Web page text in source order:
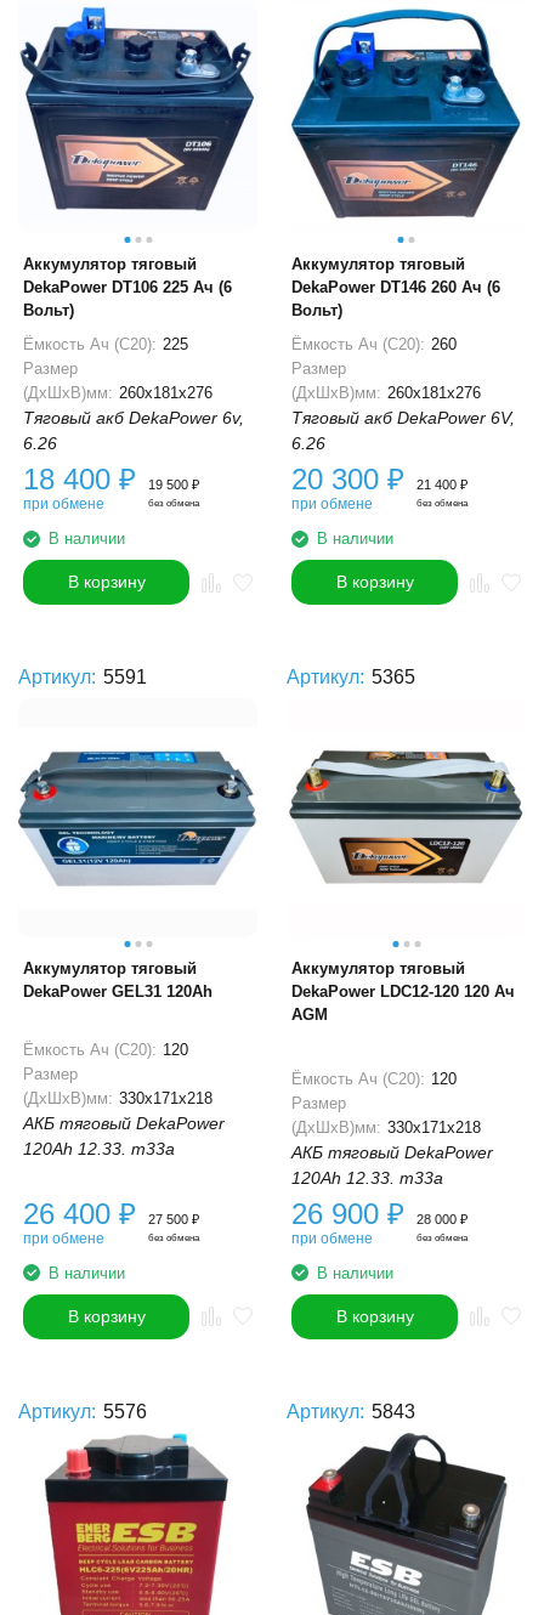
Аккумулятор тяговый
DekaPower DT106 225 Ач (6
Вольт)
Ёмкость Ач (С20): 225
Размер
(ДхШхВ)мм: 260x181x276
Тяговый акб DekaPower 6v,
6.26
18 400 ₽
при обмене
19 500 ₽
без обмена
В наличии
В корзину
Аккумулятор тяговый
DekaPower DT146 260 Ач (6
Вольт)
Ёмкость Ач (С20): 260
Размер
(ДхШхВ)мм: 260x181x276
Тяговый акб DekaPower 6V,
6.26
20 300 ₽
при обмене
21 400 ₽
без обмена
В наличии
В корзину
Артикул: 5591
Аккумулятор тяговый
DekaPower GEL31 120Ah
Ёмкость Ач (С20): 120
Размер
(ДхШхВ)мм: 330x171x218
АКБ тяговый DekaPower
120Ah 12.33. m33a
26 400 ₽
при обмене
27 500 ₽
без обмена
В наличии
В корзину
Артикул: 5365
Аккумулятор тяговый
DekaPower LDC12-120 120 Ач
AGM
Ёмкость Ач (С20): 120
Размер
(ДхШхВ)мм: 330x171x218
АКБ тяговый DekaPower
120Ah 12.33. m33a
26 900 ₽
при обмене
28 000 ₽
без обмена
В наличии
В корзину
Артикул: 5576 Артикул: 5843